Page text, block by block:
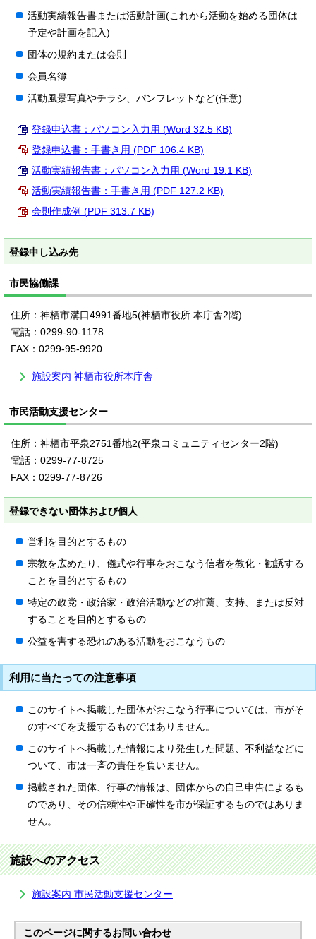
活動実績報告書または活動計画(これから活動を始める団体は
予定や計画を記入)
団体の規約または会則
会員名簿
活動風景写真やチラシ、パンフレットなど(任意)
登録申込書：パソコン入力用 (Word 32.5 KB)
登録申込書：手書き用 (PDF 106.4 KB)
活動実績報告書：パソコン入力用 (Word 19.1 KB)
活動実績報告書：手書き用 (PDF 127.2 KB)
会則作成例 (PDF 313.7 KB)
登録申し込み先
市民協働課
住所：神栖市溝口4991番地5(神栖市役所 本庁舎2階)
電話：0299-90-1178
FAX：0299-95-9920
施設案内 神栖市役所本庁舎
市民活動支援センター
住所：神栖市平泉2751番地2(平泉コミュニティセンター2階)
電話：0299-77-8725
FAX：0299-77-8726
登録できない団体および個人
営利を目的とするもの
宗教を広めたり、儀式や行事をおこなう信者を教化・勧誘する
ことを目的とするもの
特定の政党・政治家・政治活動などの推薦、支持、または反対
することを目的とするもの
公益を害する恐れのある活動をおこなうもの
利用に当たっての注意事項
このサイトへ掲載した団体がおこなう行事については、市がそ
のすべてを支援するものではありません。
このサイトへ掲載した情報により発生した問題、不利益などに
ついて、市は一斉の責任を負いません。
掲載された団体、行事の情報は、団体からの自己申告によるも
のであり、その信頼性や正確性を市が保証するものではありま
せん。
施設へのアクセス
施設案内 市民活動支援センター
このページに関するお問い合わせ